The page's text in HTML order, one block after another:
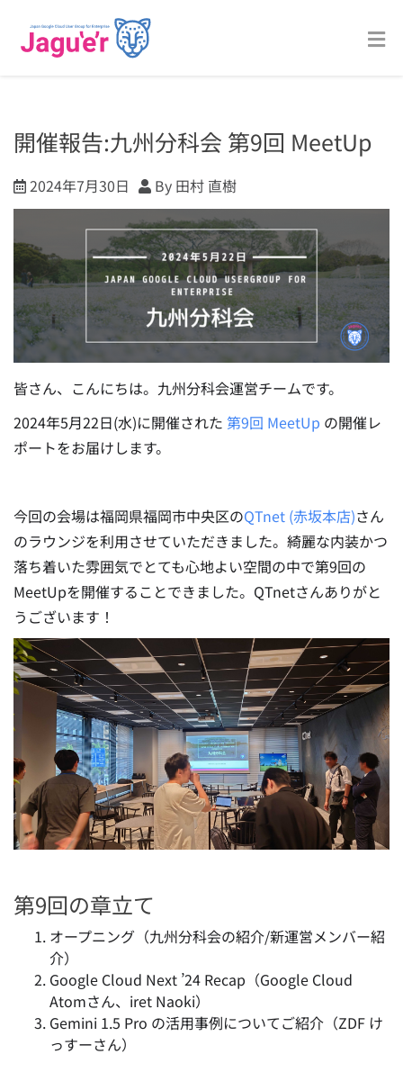
開催報告:九州分科会 第9回 MeetUp
2024年7月30日 By 田村 直樹
皆さん、こんにちは。九州分科会運営チームです。
2024年5月22日(水)に開催された 第9回 MeetUp の開催レ
ポートをお届けします。
今回の会場は福岡県福岡市中央区のQTnet (赤坂本店)さん
のラウンジを利用させていただきました。綺麗な内装かつ
落ち着いた雰囲気でとても心地よい空間の中で第9回の
MeetUpを開催することできました。QTnetさんありがと
うございます！
第9回の章立て
オープニング（九州分科会の紹介/新運営メンバー紹
介）
Google Cloud Next ’24 Recap（Google Cloud
Atomさん、iret Naoki）
Gemini 1.5 Pro の活用事例についてご紹介（ZDF け
っすーさん）